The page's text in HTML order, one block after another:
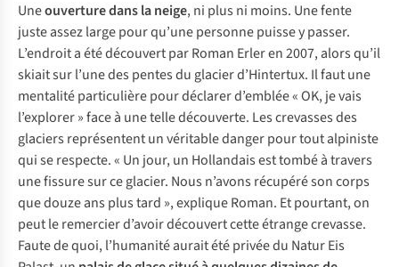
Uneouverture dans la neige, ni plus ni moins. Une fente
juste assez large pour qu’une personne puisse y passer.
L’endroit a été découvert par Roman Erler en 2007, alors qu’il
skiait sur l’une des pentes du glacier d’Hintertux. Il faut une
mentalité particulière pour déclarer d’emblée « OK, je vais
l’explorer » face à une telle découverte. Les crevasses des
glaciers représentent un véritable danger pour tout alpiniste
qui se respecte. « Un jour, un Hollandais est tombé à travers
une fissure sur ce glacier. Nous n’avons récupéré son corps
que douze ans plus tard », explique Roman. Et pourtant, on
peut le remercier d’avoir découvert cette étrange crevasse.
Faute de quoi, l’humanité aurait été privée du Natur Eis